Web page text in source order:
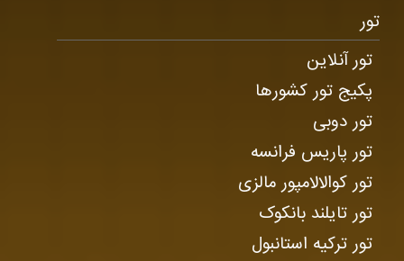
تور
تور آنلاین
پکیج تور کشورها
تور دوبی
تور پاریس فرانسه
تور کوالالامپور مالزی
تور تایلند بانکوک
تور ترکیه استانبول